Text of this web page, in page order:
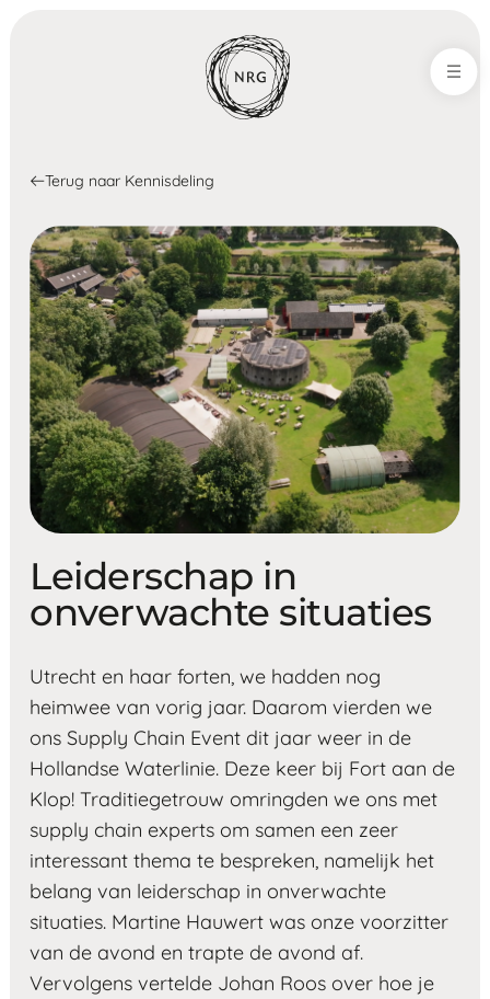
Terug naar Kennisdeling
Leiderschap in
onverwachte situaties
Utrecht en haar forten, we hadden nog
heimwee van vorig jaar. Daarom vierden we
ons Supply Chain Event dit jaar weer in de
Hollandse Waterlinie. Deze keer bij Fort aan de
Klop! Traditiegetrouw omringden we ons met
supply chain experts om samen een zeer
interessant thema te bespreken, namelijk het
belang van leiderschap in onverwachte
situaties. Martine Hauwert was onze voorzitter
van de avond en trapte de avond af.
Vervolgens vertelde Johan Roos over hoe je